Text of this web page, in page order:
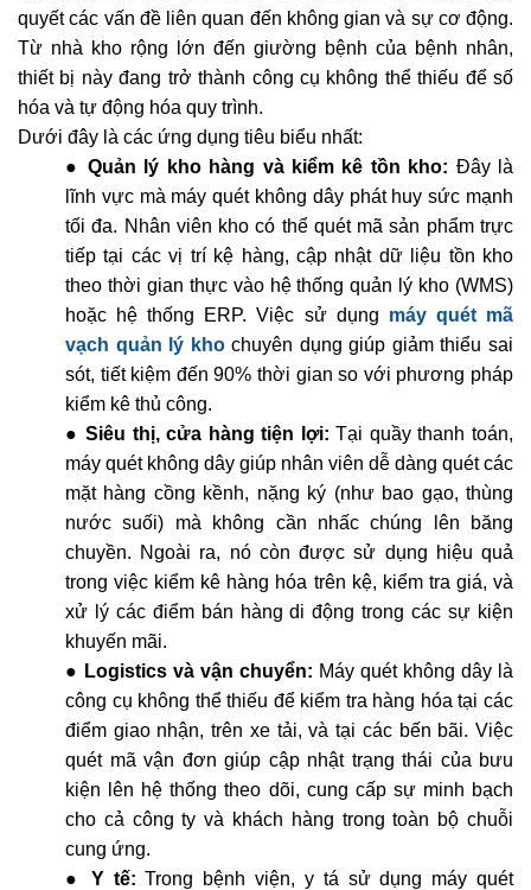
quyết các vấn đề liên quan đến không gian và sự cơ động.
Từ nhà kho rộng lớn đến giường bệnh của bệnh nhân,
thiết bị này đang trở thành công cụ không thể thiếu để số
hóa và tự động hóa quy trình.
Dưới đây là các ứng dụng tiêu biểu nhất:
● Quản lý kho hàng và kiểm kê tồn kho: Đây là
lĩnh vực mà máy quét không dây phát huy sức mạnh
tối đa. Nhân viên kho có thể quét mã sản phẩm trực
tiếp tại các vị trí kệ hàng, cập nhật dữ liệu tồn kho
theo thời gian thực vào hệ thống quản lý kho (WMS)
hoặc hệ thống ERP. Việc sử dụng máy quét mã
vạch quản lý khochuyên dụng giúp giảm thiểu sai
sót, tiết kiệm đến 90% thời gian so với phương pháp
kiểm kê thủ công.
● Siêu thị, cửa hàng tiện lợi: Tại quầy thanh toán,
máy quét không dây giúp nhân viên dễ dàng quét các
mặt hàng cồng kềnh, nặng ký (như bao gạo, thùng
nước suối) mà không cần nhấc chúng lên băng
chuyền. Ngoài ra, nó còn được sử dụng hiệu quả
trong việc kiểm kê hàng hóa trên kệ, kiểm tra giá, và
xử lý các điểm bán hàng di động trong các sự kiện
khuyến mãi.
● Logistics và vận chuyển: Máy quét không dây là
công cụ không thể thiếu để kiểm tra hàng hóa tại các
điểm giao nhận, trên xe tải, và tại các bến bãi. Việc
quét mã vận đơn giúp cập nhật trạng thái của bưu
kiện lên hệ thống theo dõi, cung cấp sự minh bạch
cho cả công ty và khách hàng trong toàn bộ chuỗi
cung ứng.
● Y tế:Trong bệnh viện, y tá sử dụng máy quét